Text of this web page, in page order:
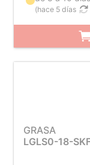
(hace 5 días
GRASA
LGLS0-18-